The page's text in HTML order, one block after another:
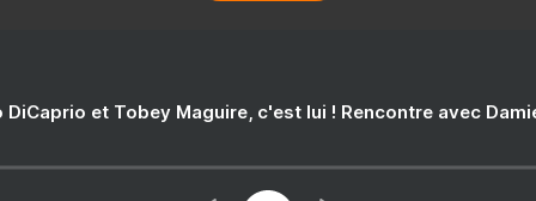
DiCaprio et Tobey Maguire, c'est lui ! Rencontre avec